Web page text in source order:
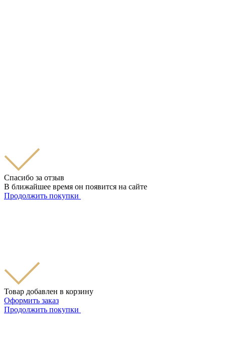
Спасибо за отзыв
В ближайшее время он появится на сайте
Продолжить покупки
Товар добавлен в корзину
Оформить заказ
Продолжить покупки